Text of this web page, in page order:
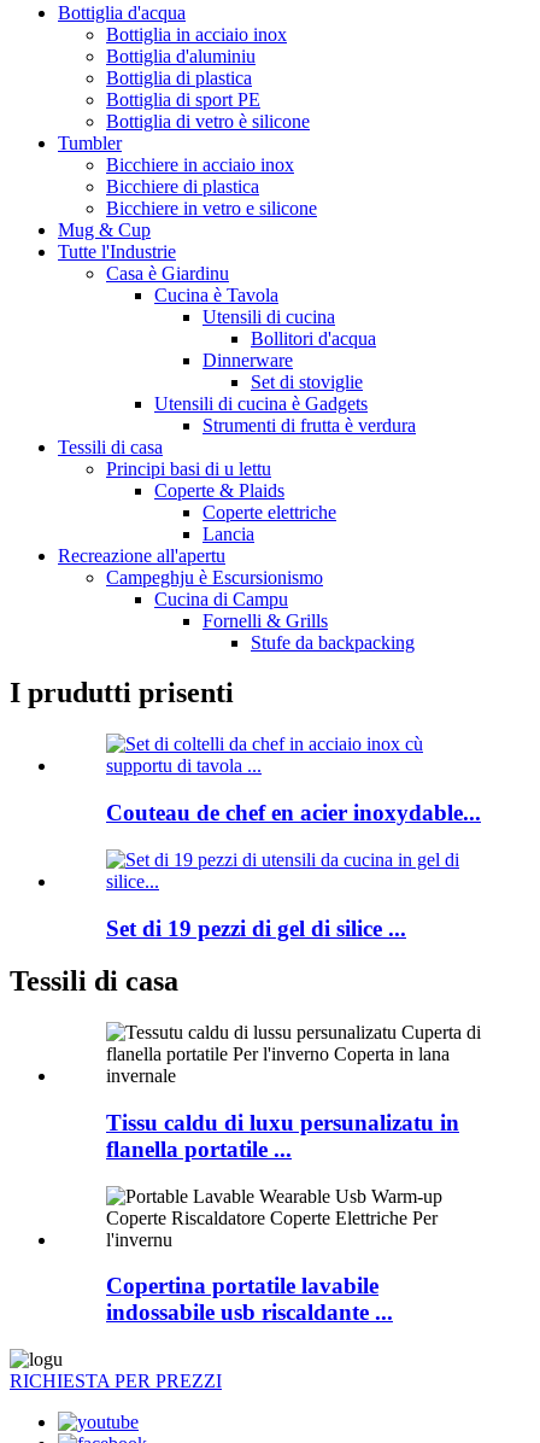
Bottiglia d'acqua
Bottiglia in acciaio inox
Bottiglia d'aluminiu
Bottiglia di plastica
Bottiglia di sport PE
Bottiglia di vetro è silicone
Tumbler
Bicchiere in acciaio inox
Bicchiere di plastica
Bicchiere in vetro e silicone
Mug & Cup
Tutte l'Industrie
Casa è Giardinu
Cucina è Tavola
Utensili di cucina
Bollitori d'acqua
Dinnerware
Set di stoviglie
Utensili di cucina è Gadgets
Strumenti di frutta è verdura
Tessili di casa
Principi basi di u lettu
Coperte & Plaids
Coperte elettriche
Lancia
Recreazione all'apertu
Campeghju è Escursionismo
Cucina di Campu
Fornelli & Grills
Stufe da backpacking
I prudutti prisenti
Couteau de chef en acier inoxydable...
Set di 19 pezzi di gel di silice ...
Tessili di casa
Tissu caldu di luxu persunalizatu in
flanella portatile ...
Copertina portatile lavabile
indossabile usb riscaldante ...
RICHIESTA PER PREZZI